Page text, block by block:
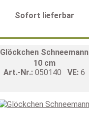
Sofort lieferbar
Glöckchen Schneemann
10 cm
Art.-Nr.: 050140 VE: 6